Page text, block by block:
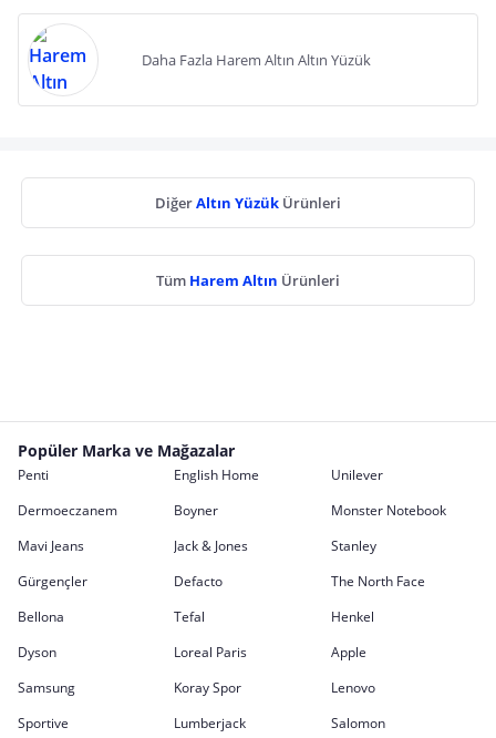
Daha Fazla Harem Altın Altın Yüzük
DiğerAltın Yüzük Ürünleri
Tüm Harem Altın Ürünleri
Popüler Marka ve Mağazalar
Penti English Home
Unilever
Dermoeczanem
Boyner
Monster Notebook
Mavi Jeans
Jack & Jones
Stanley
Gürgençler
Defacto
The North Face
Bellona
Tefal
Henkel
Dyson
Loreal Paris
Apple
Samsung
Koray Spor
Lenovo
Sportive
Lumberjack Salomon